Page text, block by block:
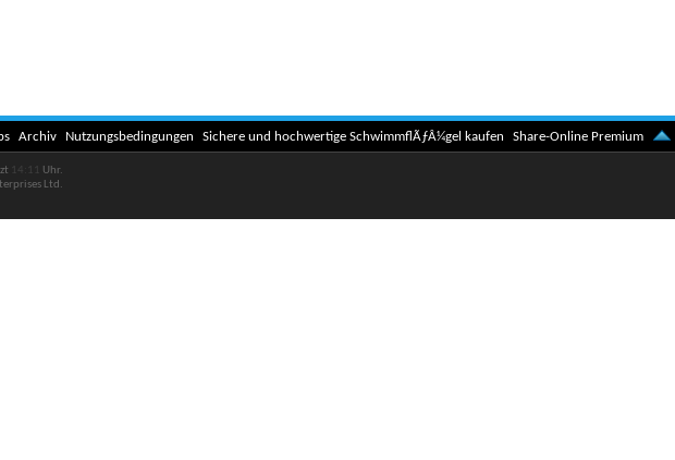
Archiv Nutzungsbedingungen Sichere und hochwertige SchwimmflÃƒÂ¼gel kaufen Share-Online Premium
Uhr.
Ltd.